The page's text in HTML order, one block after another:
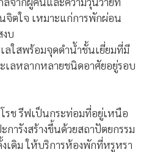
จิตใจ เหมาะแก่การพักผ่อน
งบ
ลใสพร้อมจุดดำน้ำชั้นเยี่ยมที่มี
เลหลากหลายชนิดอาศัยอยู่รอบ
โรช รีฟเป็นกระท่อมที่อยู่เหนือ
การังสร้างขึ้นด้วยสถาปัตยกรรม
เดิม ให้บริการห้องพักที่หรูหรา